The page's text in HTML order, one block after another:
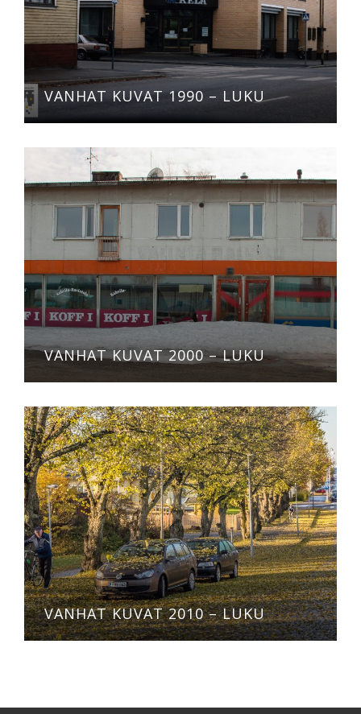
VANHAT KUVAT 1990 – LUKU
VANHAT KUVAT 2000 – LUKU
VANHAT KUVAT 2010 – LUKU